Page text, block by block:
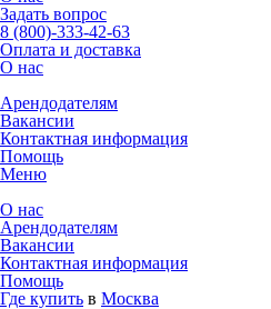
Задать вопрос
8 (800)-333-42-63
Оплата и доставка
О нас
Арендодателям
Вакансии
Контактная информация
Помощь
Меню
О нас
Арендодателям
Вакансии
Контактная информация
Помощь
Где купить в Москва